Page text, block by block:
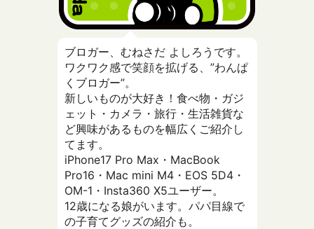
ブロガー、むねさだ よしろうです。
ワクワク感で笑顔を拡げる、”わんぱ
くブロガー”。
新しいものが大好き！食べ物・ガジ
ェット・カメラ・旅行・生活雑貨な
ど興味があるものを幅広くご紹介し
てます。
iPhone17 Pro Max・MacBook
Pro16・Mac mini M4・EOS 5D4・
OM-1・Insta360 X5ユーザー。
12歳になる娘がいます。パパ目線で
の子育てグッズの紹介も。